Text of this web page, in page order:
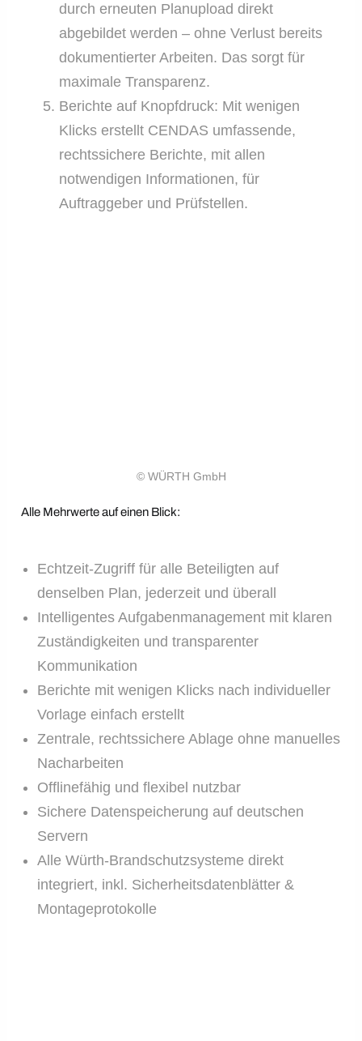
durch erneuten Planupload direkt
abgebildet werden – ohne Verlust bereits
dokumentierter Arbeiten. Das sorgt für
maximale Transparenz.
Berichte auf Knopfdruck: Mit wenigen
Klicks erstellt CENDAS umfassende,
rechtssichere Berichte, mit allen
notwendigen Informationen, für
Auftraggeber und Prüfstellen.
© WÜRTH GmbH
Alle Mehrwerte auf einen Blick:
Echtzeit-Zugriff für alle Beteiligten auf
denselben Plan, jederzeit und überall
Intelligentes Aufgabenmanagement mit klaren
Zuständigkeiten und transparenter
Kommunikation
Berichte mit wenigen Klicks nach individueller
Vorlage einfach erstellt
Zentrale, rechtssichere Ablage ohne manuelles
Nacharbeiten
Offlinefähig und flexibel nutzbar
Sichere Datenspeicherung auf deutschen
Servern
Alle Würth-Brandschutzsysteme direkt
integriert, inkl. Sicherheitsdatenblätter &
Montageprotokolle